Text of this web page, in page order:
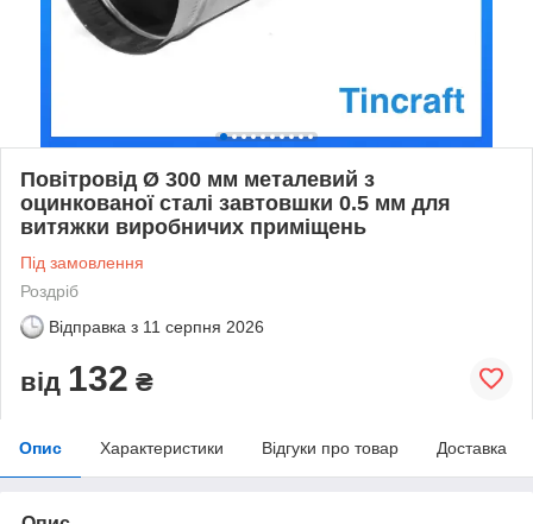
Повітровід Ø 300 мм металевий з
оцинкованої сталі завтовшки 0.5 мм для
витяжки виробничих приміщень
Під замовлення
Роздріб
Відправка з 11 серпня 2026
від 132 ₴
Опис Характеристики Відгуки про товар Доставка